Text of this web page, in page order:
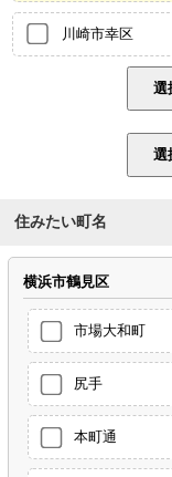
川崎市幸区
住みたい町名
横浜市鶴見区
市場大和町
尻手
本町通